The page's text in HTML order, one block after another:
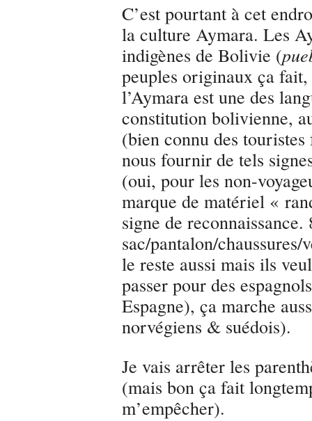
C’est pourtant à cet
la culture Aymara. Les
indigènes de Bolivie (
peuples originaux ça
l’Aymara est une des
constitution bolivienne,
(bien connu des
nous fournir de tels
(oui, pour les non-
marque de matériel «
signe de
sac/pantalon/
le reste aussi mais ils
passer pour des
Espagne), ça marche
norvégiens & suédois).
Je vais arrêter les
(mais bon ça fait
m’empêcher).